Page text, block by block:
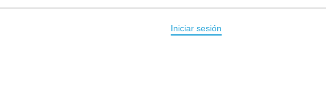
Iniciar sesión